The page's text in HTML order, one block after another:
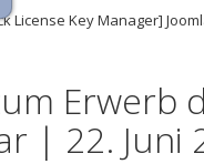
License Key Manager]
Erwerb
| 22. Juni